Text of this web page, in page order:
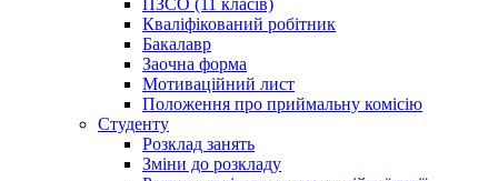
ПЗСО (11 класів)
Кваліфікований робітник
Бакалавр
Заочна форма
Мотиваційний лист
Положення про приймальну комісію
Студенту
Розклад занять
Зміни до розкладу